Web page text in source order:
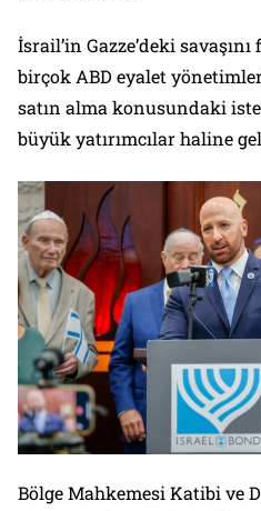
İsrail’in Gazze’deki
birçok ABD eyalet
satın alma konusundaki
büyük yatırımcılar haline
Bölge Mahkemesi Katibi ve